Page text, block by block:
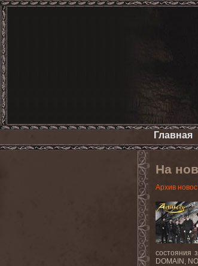
Главная
На
Архив
состояния
DOMAIN,